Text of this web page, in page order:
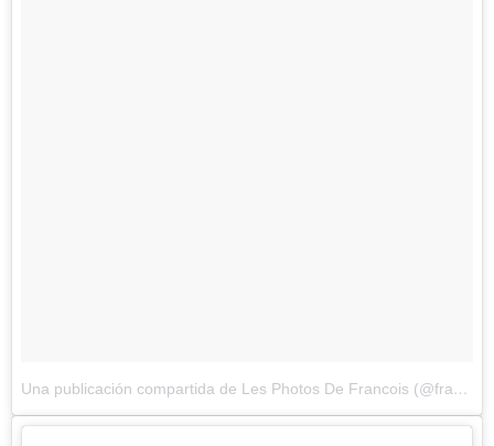
Una publicación compartida de Les Photos De Francois (@francoisdourlen)